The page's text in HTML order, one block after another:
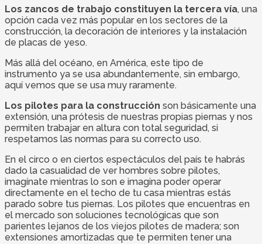
Los zancos de trabajo constituyen la tercera vía, una
opción cada vez más popular en los sectores de la
construcción, la decoración de interiores y la instalación
de placas de yeso.
Más allá del océano, en América, este tipo de
instrumento ya se usa abundantemente, sin embargo,
aquí vemos que se usa muy raramente.
Los pilotes para la construcción son básicamente una
extensión, una prótesis de nuestras propias piernas y nos
permiten trabajar en altura con total seguridad, si
respetamos las normas para su correcto uso.
En el circo o en ciertos espectáculos del país te habrás
dado la casualidad de ver hombres sobre pilotes,
imagínate mientras lo son e imagina poder operar
directamente en el techo de tu casa mientras estás
parado sobre tus piernas. Los pilotes que encuentras en
el mercado son soluciones tecnológicas que son
parientes lejanos de los viejos pilotes de madera; son
extensiones amortizadas que te permiten tener una